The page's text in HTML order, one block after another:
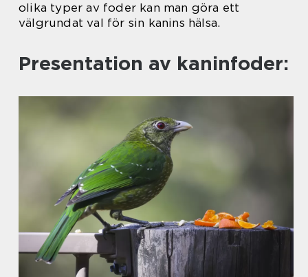
olika typer av foder kan man göra ett
välgrundat val för sin kanins hälsa.
Presentation av kaninfoder: